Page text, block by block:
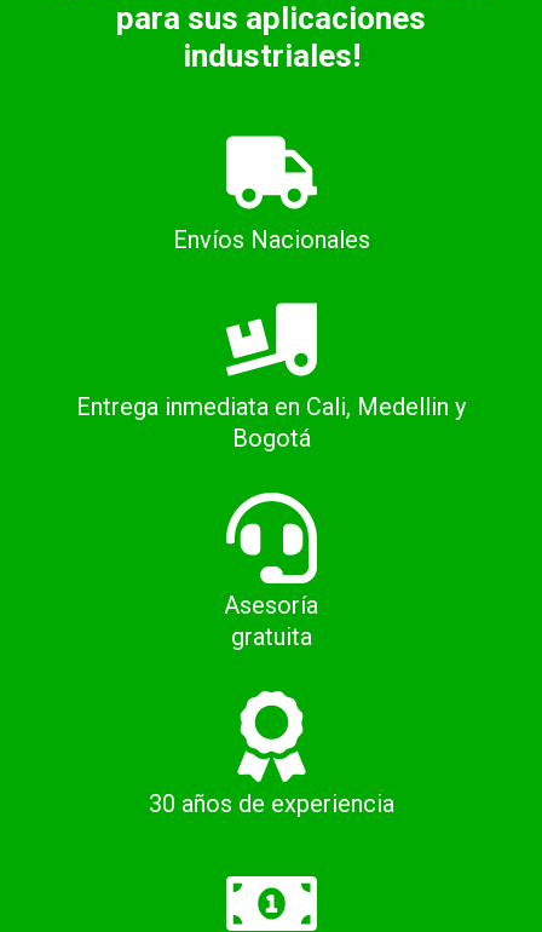
para sus aplicaciones
industriales!
Envíos Nacionales
Entrega inmediata en Cali, Medellin y
Bogotá
Asesoría
gratuita
30 años de experiencia